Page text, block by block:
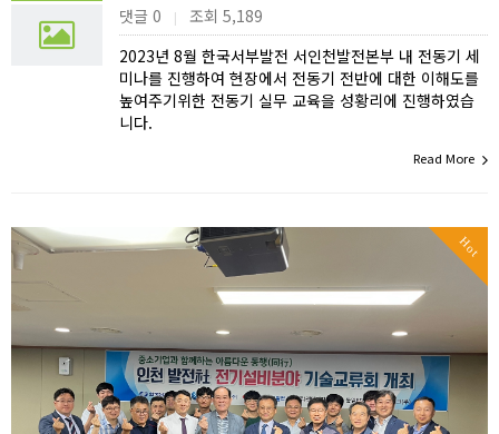
댓글 0 |
조회 5,189
2023년 8월 한국서부발전 서인천발전본부 내 전동기 세
미나를 진행하여 현장에서 전동기 전반에 대한 이해도를
높여주기위한 전동기 실무 교육을 성황리에 진행하였습
니다.
Read More
Hot